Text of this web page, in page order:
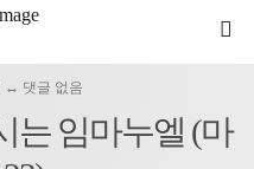
↔ 댓글 없음
는 임마누엘 (마